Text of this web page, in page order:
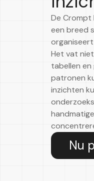
De Crompt
een breed
Het vat
tabellen
patronen
inzichten
Nu